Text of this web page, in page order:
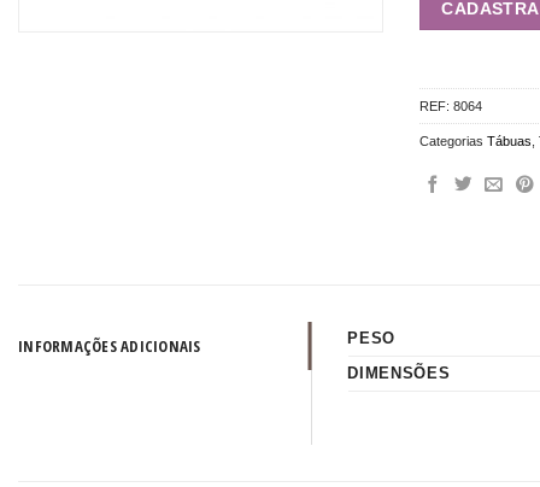
REF:8064
CategoriasTábuas ,
INFORMAÇÕES ADICIONAIS
PESO
DIMENSÕES